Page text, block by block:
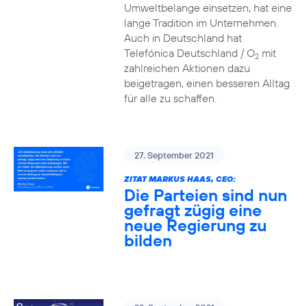
Umweltbelange einsetzen, hat eine
lange Tradition im Unternehmen.
Auch in Deutschland hat
Telefónica Deutschland / O2mit
zahlreichen Aktionen dazu
beigetragen, einen besseren Alltag
für alle zu schaffen.
27. September 2021
ZITAT MARKUS HAAS, CEO:
Die Parteien sind nun
gefragt zügig eine
neue Regierung zu
bilden